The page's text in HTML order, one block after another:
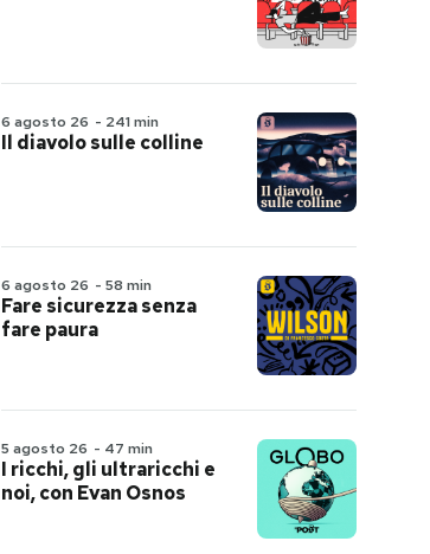
6 agosto 26 - 241 min
Il diavolo sulle colline
6 agosto 26 - 58 min
Fare sicurezza senza
fare paura
5 agosto 26 - 47 min
I ricchi, gli ultraricchi e
noi, con Evan Osnos